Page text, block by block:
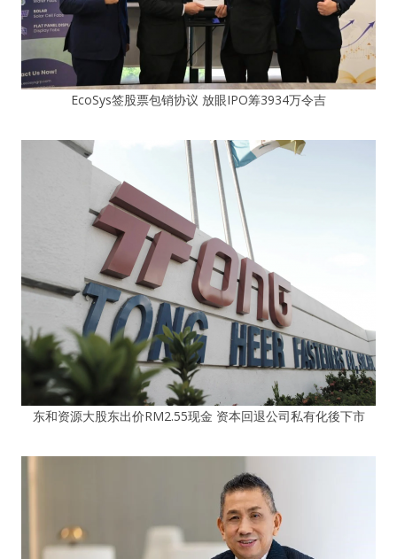
EcoSys签股票包销协议 放眼IPO筹3934万令吉
东和资源大股东出价RM2.55现金 资本回退公司私有化後下市